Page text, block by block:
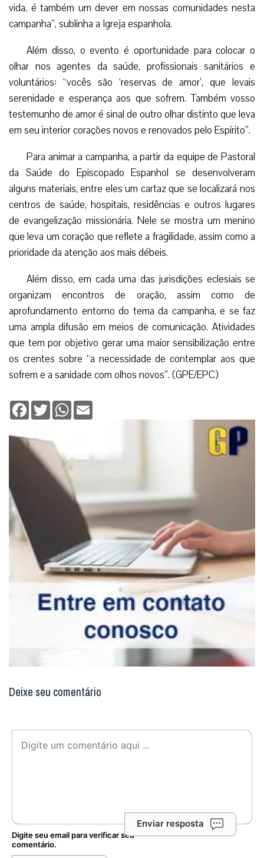
vida, é também um dever em nossas comunidades nesta
campanha”, sublinha a Igreja espanhola.
Além disso, o evento é oportunidade para colocar o
olhar nos agentes da saúde, profissionais sanitários e
voluntários: “vocês são ‘reservas de amor’, que levais
serenidade e esperança aos que sofrem. Também vosso
testemunho de amor é sinal de outro olhar distinto que leva
em seu interior corações novos e renovados pelo Espírito”.
Para animar a campanha, a partir da equipe de Pastoral
da Saúde do Episcopado Espanhol se desenvolveram
alguns materiais, entre eles um cartaz que se localizará nos
centros de saúde, hospitais, residências e outros lugares
de evangelização missionária. Nele se mostra um menino
que leva um coração que reflete a fragilidade, assim como a
prioridade da atenção aos mais débeis.
Além disso, em cada uma das jurisdições eclesiais se
organizam encontros de oração, assim como de
aprofundamento entorno do tema da campanha, e se faz
uma ampla difusão em meios de comunicação. Atividades
que tem por objetivo gerar uma maior sensibilização entre
os crentes sobre “a necessidade de contemplar aos que
sofrem e a sanidade com olhos novos”. (GPE/EPC)
Facebook
TwitterWhatsApp
Deixe seu comentário
Enviar resposta
Digite seu email para verificar seu
comentário.